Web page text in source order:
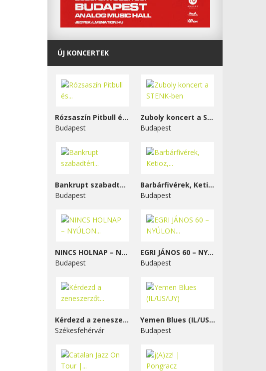
ÚJ KONCERTEK
Rózsaszín Pitbull és...
Budapest
Zuboly koncert a STENK-ben
Budapest
Bankrupt szabadtéri...
Budapest
Barbárfivérek, Ketioz,...
Budapest
NINCS HOLNAP – NYÚLON...
Budapest
EGRI JÁNOS 60 – NYÚLON...
Budapest
Kérdezd a zeneszerzőt...
Székesfehérvár
Yemen Blues (IL/US/UY)
Budapest